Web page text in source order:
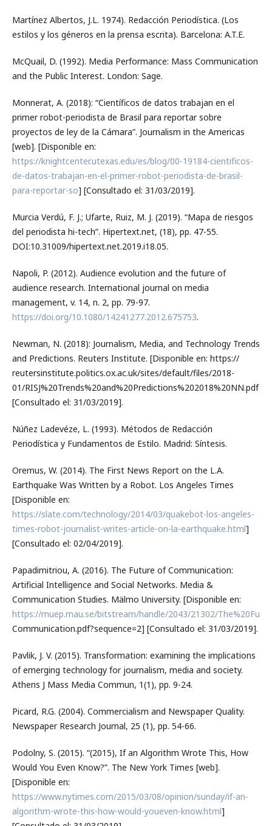
Martínez Albertos, J.L. 1974). Redacción Periodística. (Los
estilos y los géneros en la prensa escrita). Barcelona: A.T.E.
McQuail, D. (1992). Media Performance: Mass Communication
and the Public Interest. London: Sage.
Monnerat, A. (2018): “Científicos de datos trabajan en el
primer robot-periodista de Brasil para reportar sobre
proyectos de ley de la Cámara”. Journalism in the Americas
[web]. [Disponible en:
https://knightcenter.utexas.edu/es/blog/00-19184-cientificos-
de-datos-trabajan-en-el-primer-robot-periodista-de-brasil-
para-reportar-so] [Consultado el: 31/03/2019].
Murcia Verdú, F. J.; Ufarte, Ruiz, M. J. (2019). “Mapa de riesgos
del periodista hi-tech”. Hipertext.net, (18), pp. 47-55.
DOI:10.31009/hipertext.net.2019.i18.05.
Napoli, P. (2012). Audience evolution and the future of
audience research. International journal on media
management, v. 14, n. 2, pp. 79-97.
https://doi.org/10.1080/14241277.2012.675753.
Newman, N. (2018): Journalism, Media, and Technology Trends
and Predictions. Reuters Institute. [Disponible en: https://
reutersinstitute.politics.ox.ac.uk/sites/default/files/2018-
01/RISJ%20Trends%20and%20Predictions%202018%20NN.pdf]
[Consultado el: 31/03/2019].
Núñez Ladevéze, L. (1993). Métodos de Redacción
Periodística y Fundamentos de Estilo. Madrid: Síntesis.
Oremus, W. (2014). The First News Report on the L.A.
Earthquake Was Written by a Robot. Los Angeles Times
[Disponible en:
https://slate.com/technology/2014/03/quakebot-los-angeles-
times-robot-journalist-writes-article-on-la-earthquake.html]
[Consultado el: 02/04/2019].
Papadimitriou, A. (2016). The Future of Communication:
Artificial Intelligence and Social Networks. Media &
Communication Studies. Mälmo University. [Disponible en:
https://muep.mau.se/bitstream/handle/2043/21302/
Communication.pdf?sequence=2] [Consultado el: 31/03/2019].
Pavlik, J. V. (2015). Transformation: examining the implications
of emerging technology for journalism, media and society.
Athens J Mass Media Commun, 1(1), pp. 9-24.
Picard, R.G. (2004). Commercialism and Newspaper Quality.
Newspaper Research Journal, 25 (1), pp. 54-66.
Podolny, S. (2015). “(2015), If an Algorithm Wrote This, How
Would You Even Know?”. The New York Times [web].
[Disponible en:
https://www.nytimes.com/2015/03/08/opinion/sunday/if-an-
algorithm-wrote-this-how-would-youeven-know.html]